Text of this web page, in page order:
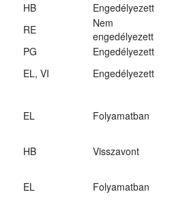
HB
Engedélyezett
RE
Nem
engedélyezett
PG
Engedélyezett
EL, VI
Engedélyezett
EL Folyamatban
HB
Visszavont
EL Folyamatban